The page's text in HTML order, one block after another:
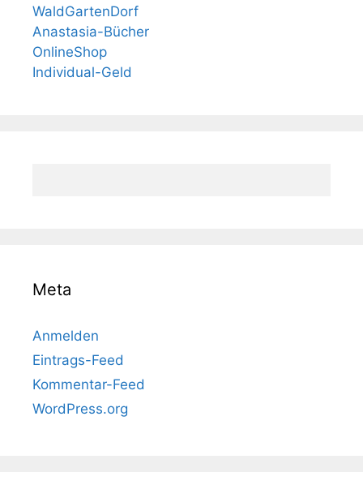
WaldGartenDorf
Anastasia-Bücher
OnlineShop
Individual-Geld
Meta
Anmelden
Eintrags-Feed
Kommentar-Feed
WordPress.org